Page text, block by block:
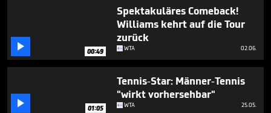
 00:49
Spektakuläres Comeback!
Williams kehrt auf die Tour
zurück
WTA 02.06.
 01:05
Tennis-Star: Männer-Tennis
"wirkt vorhersehbar"
WTA 25.05.